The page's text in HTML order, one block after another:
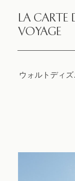
LA CARTE
VOYAGE
LA
ウォルトディ